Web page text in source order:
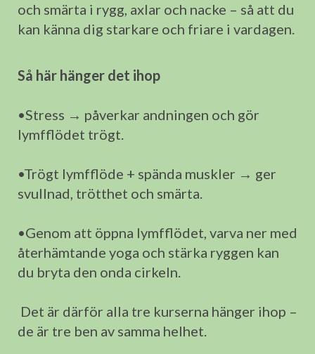
och smärta i rygg, axlar och nacke – så att du
kan känna dig starkare och friare i vardagen.
Så här hänger det ihop
•Stress → påverkar andningen och gör
lymfflödet trögt.
•Trögt lymfflöde + spända muskler → ger
svullnad, trötthet och smärta.
•Genom att öppna lymfflödet, varva ner med
återhämtande yoga och stärka ryggen kan
du bryta den onda cirkeln.
Det är därför alla tre kurserna hänger ihop –
de är tre ben av samma helhet.